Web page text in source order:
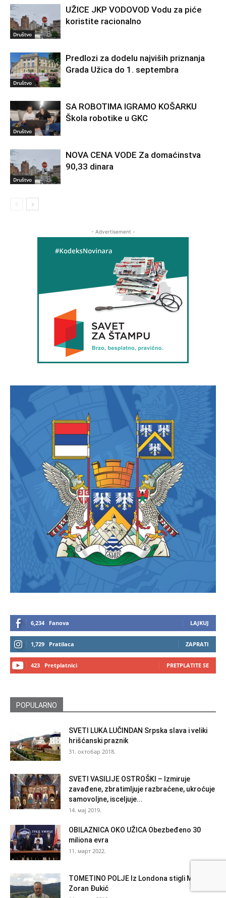
Društvo
UŽICE JKP VODOVOD Vodu za piće
koristite racionalno
Društvo
Predlozi za dodelu najviših priznanja
Grada Užica do 1. septembra
Društvo
SA ROBOTIMA IGRAMO KOŠARKU
Škola robotike u GKC
Društvo
NOVA CENA VODE Za domaćinstva
90,33 dinara
- Advertisement -
6,234 Fanova LAJKUJ
1,729 Pratilaca ZAPRATI
423 Pretplatnici PRETPLATITE SE
POPULARNO
SVETI LUKA LUČINDAN Srpska slava i veliki
hrišćanski praznik
31. октобар 2018.
SVETI VASILIJE OSTROŠKI – Izmiruje
zavađene, zbratimljuje razbraćene, ukroćuje
samovoljne, isceljuje...
14. мај 2019.
OBILAZNICA OKO UŽICA Obezbeđeno 30
miliona evra
11. март 2022.
TOMETINO POLJE Iz Londona stigli Melisa i
Zoran Đukić